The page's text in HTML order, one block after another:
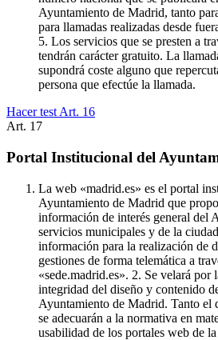
Ayuntamiento de Madrid, tanto
para llamadas realizadas desde
5. Los servicios que se presten a
tendrán carácter gratuito. La
supondrá coste alguno que
persona que efectúe la llamada.
Hacer test Art. 16
Art. 17
Portal Institucional del
La web «madrid.es» es el portal
Ayuntamiento de Madrid que
información de interés general del
servicios municipales y de la
información para la realización de
gestiones de forma telemática a
«sede.madrid.es». 2. Se velará por
integridad del diseño y contenido
Ayuntamiento de Madrid. Tanto el
se adecuarán a la normativa en
usabilidad de los portales web de